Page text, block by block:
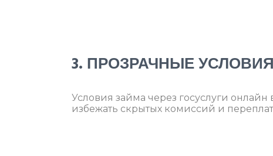
3. ПРОЗРАЧНЫЕ УСЛОВИЯ
Условия займа через госуслуги
избежать скрытых комиссий и